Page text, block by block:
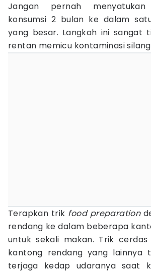
Jangan pernah
konsumsi 2 bulan ke dalam
yang besar. Langkah ini sangat
rentan memicu kontaminasi
Terapkan trik food preparation
rendang ke dalam beberapa
untuk sekali makan. Trik
kantong rendang yang lainnya
terjaga kedap udaranya saat